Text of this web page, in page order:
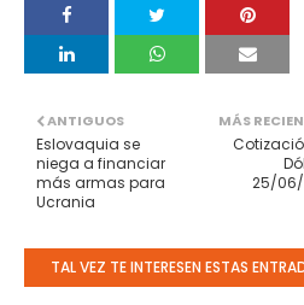
MÁS
25/
ANTIGUOS
Eslovaquia se
niega a financiar
más armas para
Ucrania
TAL VEZ TE INTERESEN ESTAS